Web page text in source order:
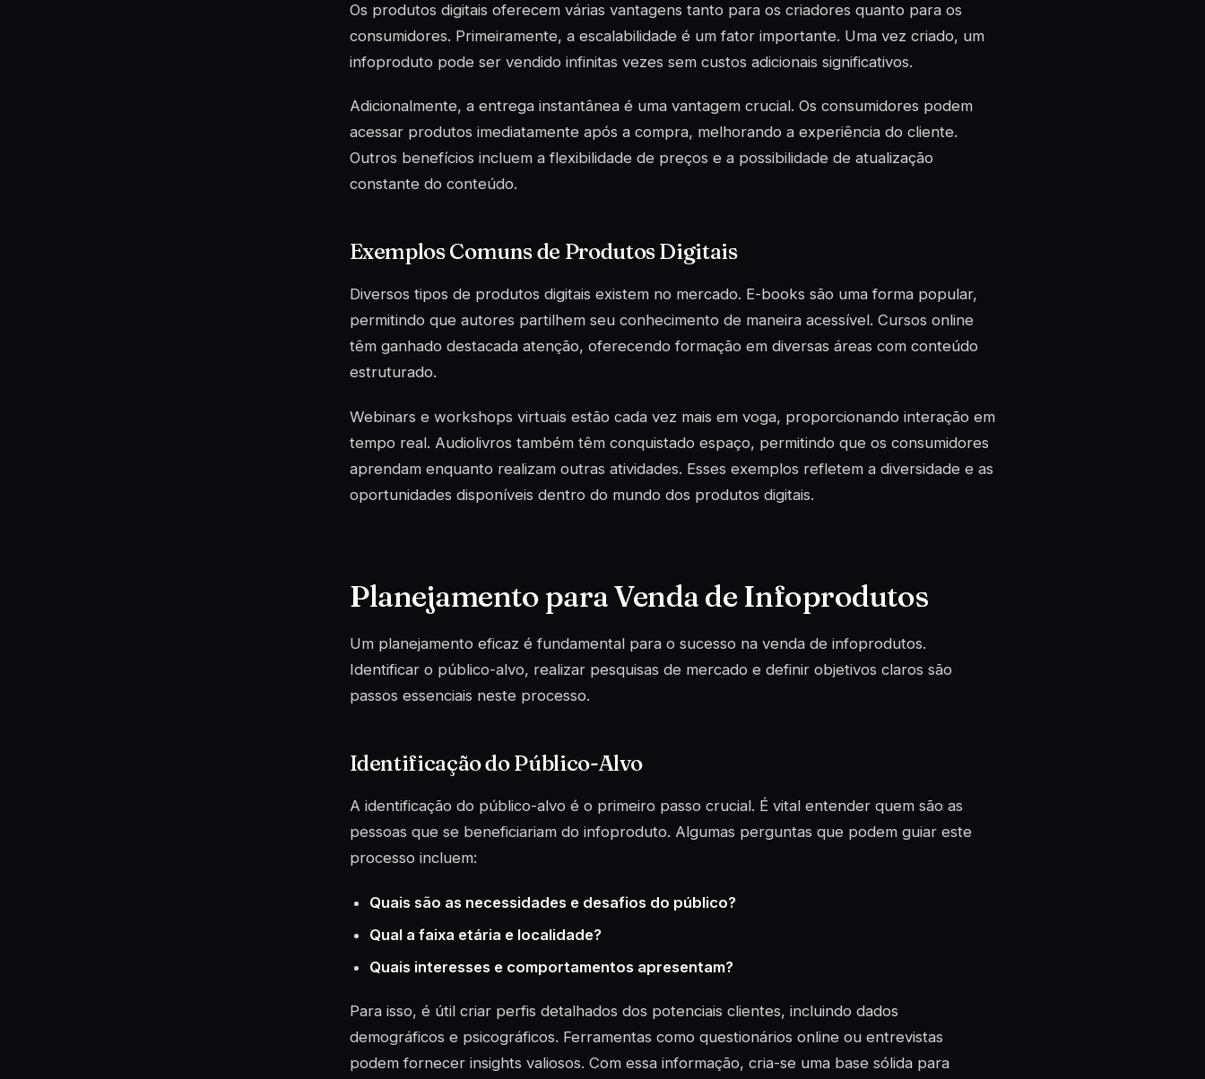
Os produtos digitais oferecem várias vantagens tanto para os criadores quanto para os
consumidores. Primeiramente, a escalabilidade é um fator importante. Uma vez criado, um
infoproduto pode ser vendido infinitas vezes sem custos adicionais significativos.
Adicionalmente, a entrega instantânea é uma vantagem crucial. Os consumidores podem
acessar produtos imediatamente após a compra, melhorando a experiência do cliente.
Outros benefícios incluem a flexibilidade de preços e a possibilidade de atualização
constante do conteúdo.
Exemplos Comuns de Produtos Digitais
Diversos tipos de produtos digitais existem no mercado. E-books são uma forma popular,
permitindo que autores partilhem seu conhecimento de maneira acessível. Cursos online
têm ganhado destacada atenção, oferecendo formação em diversas áreas com conteúdo
estruturado.
Webinars e workshops virtuais estão cada vez mais em voga, proporcionando interação em
tempo real. Audiolivros também têm conquistado espaço, permitindo que os consumidores
aprendam enquanto realizam outras atividades. Esses exemplos refletem a diversidade e as
oportunidades disponíveis dentro do mundo dos produtos digitais.
Planejamento para Venda de Infoprodutos
Um planejamento eficaz é fundamental para o sucesso na venda de infoprodutos.
Identificar o público-alvo, realizar pesquisas de mercado e definir objetivos claros são
passos essenciais neste processo.
Identificação do Público-Alvo
A identificação do público-alvo é o primeiro passo crucial. É vital entender quem são as
pessoas que se beneficiariam do infoproduto. Algumas perguntas que podem guiar este
processo incluem:
Quais são as necessidades e desafios do público?
Qual a faixa etária e localidade?
Quais interesses e comportamentos apresentam?
Para isso, é útil criar perfis detalhados dos potenciais clientes, incluindo dados
demográficos e psicográficos. Ferramentas como questionários online ou entrevistas
podem fornecer insights valiosos. Com essa informação, cria-se uma base sólida para